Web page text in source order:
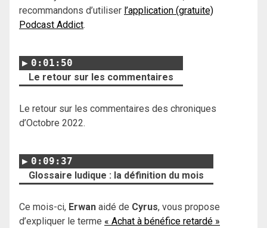
recommandons d’utiliser l’application (gratuite)
Podcast Addict.
0:01:50
Le retour sur les commentaires
Le retour sur les commentaires des chroniques
d’Octobre 2022.
0:09:37
Glossaire ludique : la définition du mois
Ce mois-ci, Erwan aidé de Cyrus, vous propose
d’expliquer le terme « Achat à bénéfice retardé »